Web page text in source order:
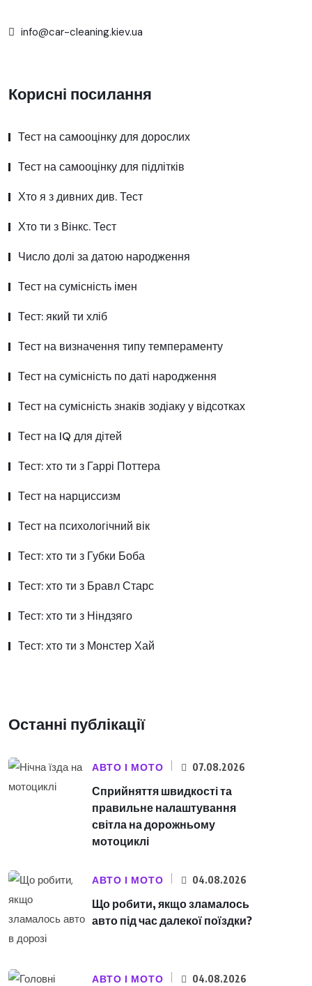
info@car-cleaning.kiev.ua
Корисні посилання
Тест на самооцінку для дорослих
Тест на самооцінку для підлітків
Хто я з дивних див. Тест
Хто ти з Вінкс. Тест
Число долі за датою народження
Тест на сумісність імен
Тест: який ти хліб
Тест на визначення типу темпераменту
Тест на сумісність по даті народження
Тест на сумісність знаків зодіаку у відсотках
Тест на IQ для дітей
Тест: хто ти з Гаррі Поттера
Тест на нарциссизм
Тест на психологічний вік
Тест: хто ти з Губки Боба
Тест: хто ти з Бравл Старс
Тест: хто ти з Ніндзяго
Тест: хто ти з Монстер Хай
Останні публікації
АВТО І МОТО 07.08.2026
Сприйняття швидкості та
правильне налаштування
світла на дорожньому
мотоциклі
АВТО І МОТО 04.08.2026
Що робити, якщо зламалось
авто під час далекої поїздки?
АВТО І МОТО 04.08.2026